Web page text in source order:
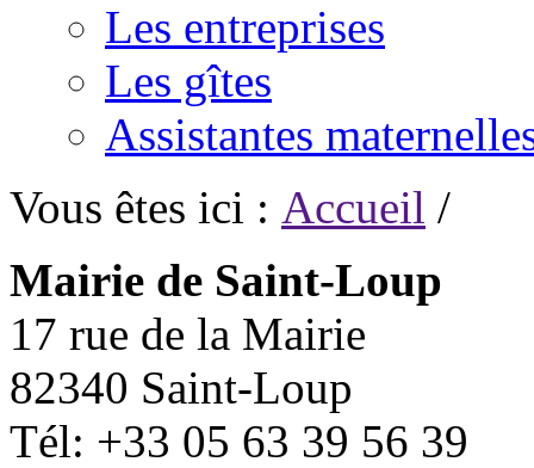
Les entreprises
Les gîtes
Assistantes
Vous êtes ici : Accueil /
Mairie de Saint-Loup
17 rue de la Mairie
82340 Saint-Loup
Tél: +33 05 63 39 56 39